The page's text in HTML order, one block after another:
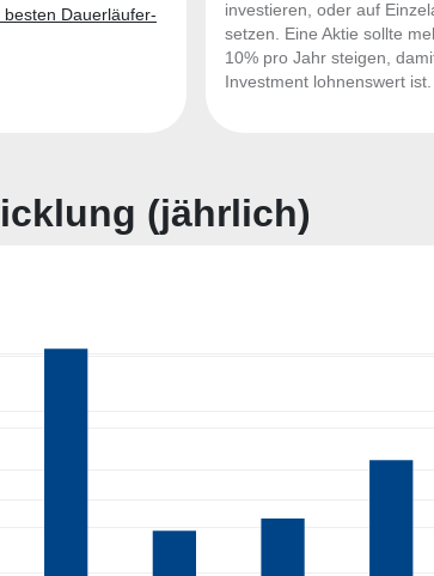
besten Dauerläufer-
investieren, oder auf
setzen. Eine Aktie sollte
10% pro Jahr steigen,
Investment lohnenswert ist.
(jährlich)